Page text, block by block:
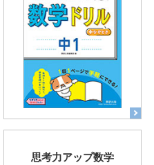
思考力アップ数学